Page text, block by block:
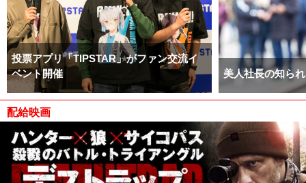
投票アプリ「TIPSTAR」がファン交流イ
ベント開催
美人社長の知ら
配給映画